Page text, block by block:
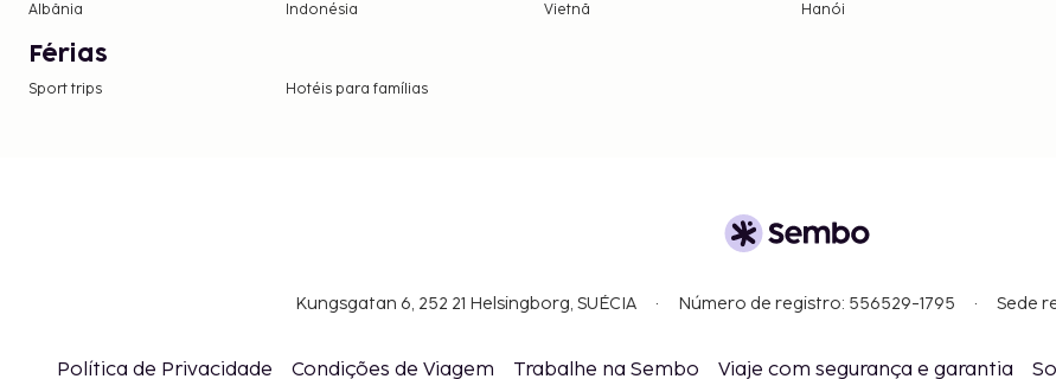
Albânia
Indonésia Vietnã
Hanói
Férias
Sport trips Hotéis para famílias
Kungsgatan 6, 252 21 Helsingborg, SUÉCIA Número de registro: 556529-1795 Sede
Política de Privacidade Condições de Viagem Trabalhe na Sembo Viaje com segurança e garantia